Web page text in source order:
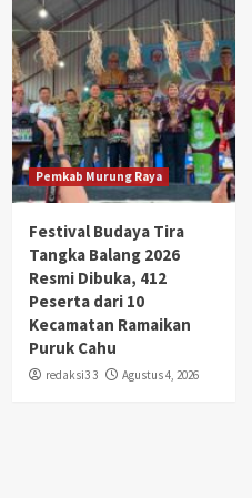
Pemkab Murung Raya
Festival Budaya Tira
Tangka Balang 2026
Resmi Dibuka, 412
Peserta dari 10
Kecamatan Ramaikan
Puruk Cahu
redaksi3 3 Agustus 4, 2026